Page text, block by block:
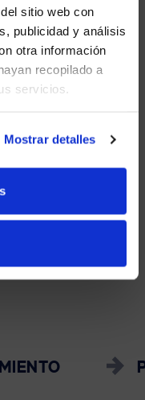
sitio web con
publicidad y análisis
otra información
recopilado a
servicios.
Mostrar detalles
24/7 help desk y
IN USA.